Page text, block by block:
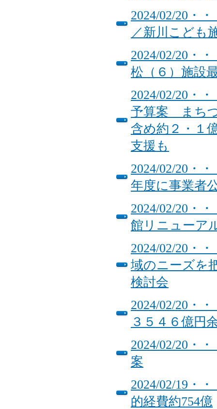
2024/02/20・
／新川こども
2024/02/20・
松（６）施設
2024/02/20・
予算案 まち
含め約２・１
支援も
2024/02/20・
年度に事業
2024/02/20・
館リニューア
2024/02/20・
域のニーズを
検討会
2024/02/20・
３５４６億円
2024/02/20・
案
2024/02/19・
的経費約754億